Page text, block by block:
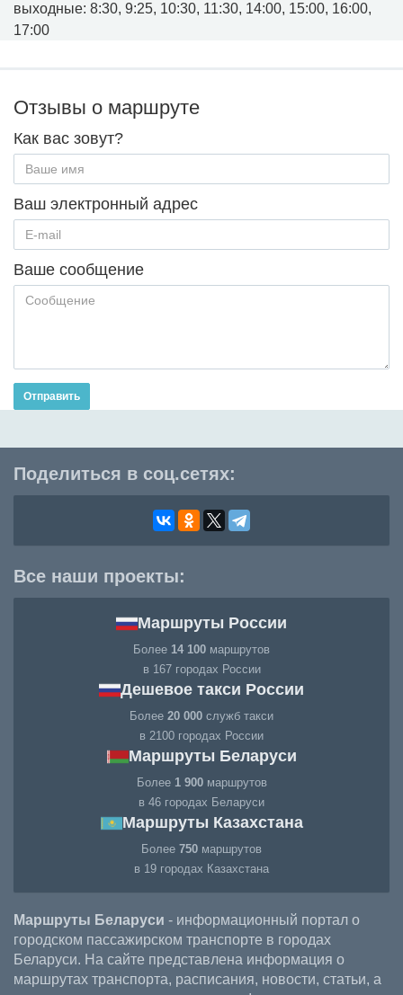
выходные: 8:30, 9:25, 10:30, 11:30, 14:00, 15:00, 16:00,
17:00
Отзывы о маршруте
Как вас зовут?
Ваш электронный адрес
Ваше сообщение
Отправить
Поделиться в соц.сетях:
Все наши проекты:
Маршруты России
Более 14 100 маршрутов
в 167 городах России
Дешевое такси России
Более 20 000 служб такси
в 2100 городах России
Маршруты Беларуси
Более 1 900маршрутов
в 46 городах Беларуси
Маршруты Казахстана
Более 750 маршрутов
в 19 городах Казахстана
Маршруты Беларуси - информационный портал о
городском пассажирском транспорте в городах
Беларуси. На сайте представлена информация о
маршрутах транспорта, расписания, новости, статьи, а